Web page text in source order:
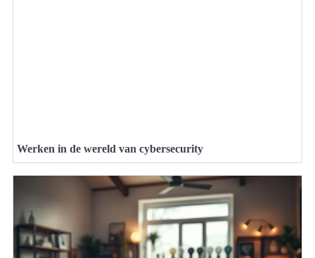
Werken in de wereld van cybersecurity